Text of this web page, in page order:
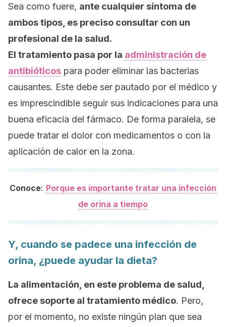
Sea como fuere, ante cualquier síntoma de
ambos tipos, es preciso consultar con un
profesional de la salud.
El tratamiento pasa por la administración de
antibióticos para poder eliminar las bacterias
causantes. Este debe ser pautado por el médico y
es imprescindible seguir sus indicaciones para una
buena eficacia del fármaco. De forma paralela, se
puede tratar el dolor con medicamentos o con la
aplicación de calor en la zona.
Conoce: Porque es importante tratar una infección
de orina a tiempo
Y, cuando se padece una infección de
orina, ¿puede ayudar la dieta?
La alimentación, en este problema de salud,
ofrece soporte al tratamiento médico. Pero,
por el momento, no existe ningún plan que sea